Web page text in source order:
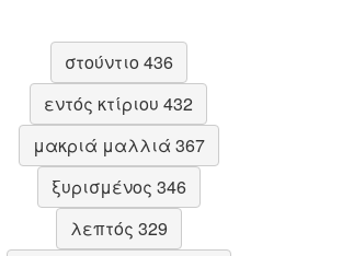
στούντιο 436
εντός κτίριου 432
μακριά μαλλιά 367
ξυρισμένος 346
λεπτός 329